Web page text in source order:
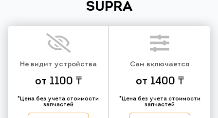
SUPRA
Не видит устройства
от 1100 ₸
*Цена без учета стоимости
запчастей
Сам включается
от 1400 ₸
*Цена без учета стоимости
запчастей